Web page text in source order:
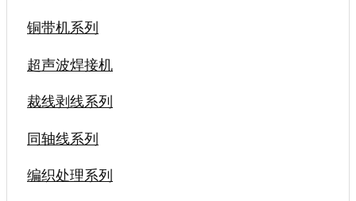
铜带机系列
超声波焊接机
裁线剥线系列
同轴线系列
编织处理系列